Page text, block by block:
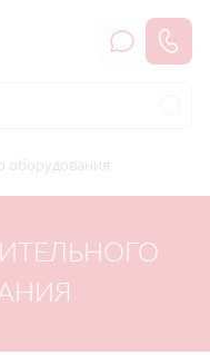
оборудования